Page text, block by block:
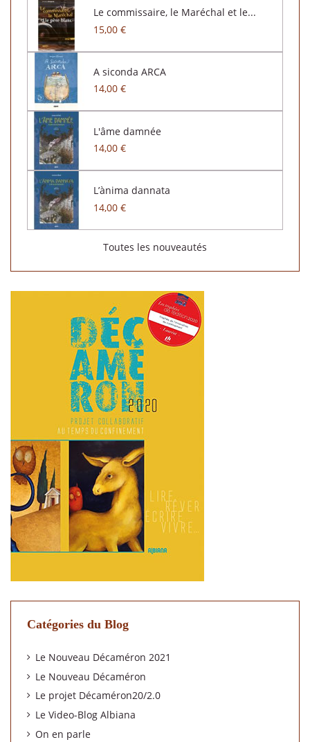
Le commissaire, le Maréchal et le...
15,00 €
A siconda ARCA
14,00 €
L'âme damnée
14,00 €
L’ànima dannata
14,00 €
Toutes les nouveautés
Catégories du Blog
Le Nouveau Décaméron 2021
Le Nouveau Décaméron
Le projet Décaméron20/2.0
Le Video-Blog Albiana
On en parle